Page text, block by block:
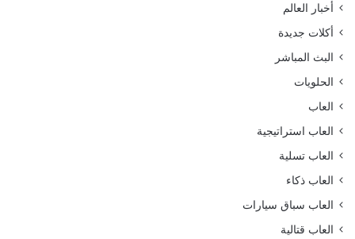
أخبار العالم
أكلات جديدة
البث المباشر
الحلويات
العاب
العاب استراتيجية
العاب تسلية
العاب ذكاء
العاب سباق سيارات
العاب قتالية